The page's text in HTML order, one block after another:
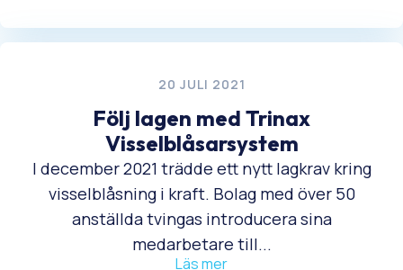
20 JULI 2021
Följ lagen med Trinax
Visselblåsarsystem
I december 2021 trädde ett nytt lagkrav kring
visselblåsning i kraft. Bolag med över 50
anställda tvingas introducera sina
medarbetare till...
Läs mer